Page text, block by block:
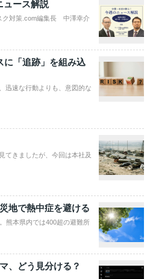
ュース解説
ク対策.com編集長 中澤幸介
「追跡」を組み込
迅速な行動よりも、意図的な
てきましたが、今回は本社及
地で熱中症を避ける
熊本県内では400超の避難所
、どう見分ける？